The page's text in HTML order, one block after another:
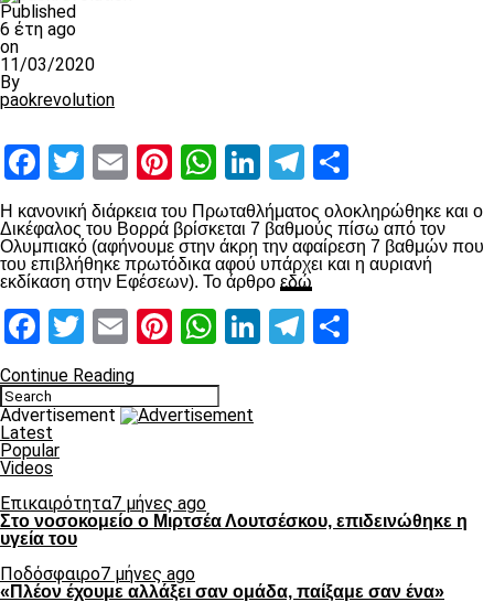
Published
6 έτη ago
on
11/03/2020
By
paokrevolution
Facebook
Twitter
EmailPinterest
WhatsApp
LinkedIn
Telegram
Η κανονική διάρκεια του Πρωταθλήματος ολοκληρώθηκε και ο
Δικέφαλος του Βορρά βρίσκεται 7 βαθμούς πίσω από τον
Ολυμπιακό (αφήνουμε στην άκρη την αφαίρεση 7 βαθμών που
του επιβλήθηκε πρωτόδικα αφού υπάρχει και η αυριανή
εκδίκαση στην Εφέσεων). Το άρθρο εδώ
Facebook
Twitter
EmailPinterest
WhatsApp
LinkedIn
Telegram
Continue Reading
Advertisement
Latest
Popular
Videos
Επικαιρότητα7 μήνες ago
Στο νοσοκομείο ο Μιρτσέα Λουτσέσκου, επιδεινώθηκε η
υγεία του
Ποδόσφαιρο7 μήνες ago
«Πλέον έχουμε αλλάξει σαν ομάδα, παίξαμε σαν ένα»